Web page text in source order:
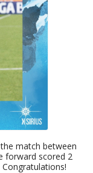
match between
forward scored 2